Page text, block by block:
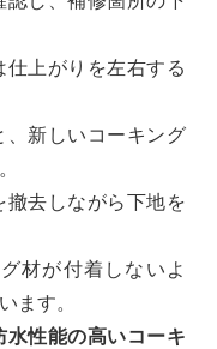
上がりを左右する
、新しいコーキング
撤去しながら下地を
材が付着しないよ
ます。
性能の高いコーキ